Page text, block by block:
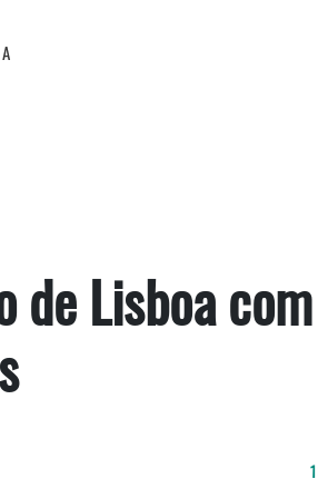
de Lisboa com